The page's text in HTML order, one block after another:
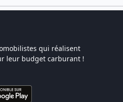
qui réalisent
leur budget carburant !